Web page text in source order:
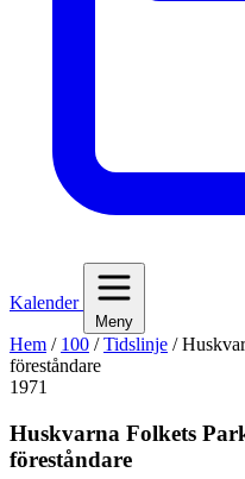
Kalender
Meny
Hem / 100 /Tidslinje /
föreståndare
1971
Huskvarna Folkets
föreståndare